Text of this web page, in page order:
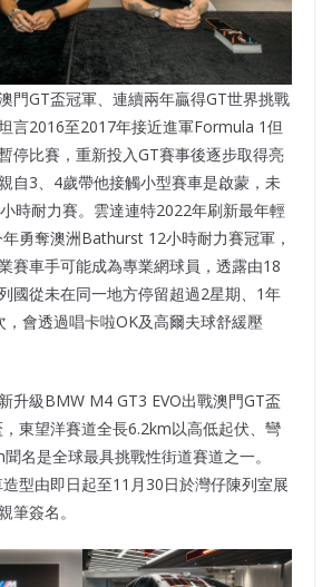
門GT盃冠軍、連續兩年贏得GT世界挑戰
言2016至2017年接近進軍Formula 1但
停比賽，重新投入GT賽事後逐步取得亮
自3、4歲帶他接觸小型賽車是啟蒙，未
時耐力賽。雲達連特2022年刷新最年輕
勇奪澳洲Bathurst 12小時耐力賽冠軍，
賽車手可能成為專業網球員，透露由18
國從未在同一地方停留超過2星期、1年
，會透過唱卡啦OK及高爾夫球舒緩壓
升級BMW M4 GT3 EVO出戰澳門GT盃
東望洋賽道全長6.2km以高低起伏、彎
名是全球最具挑戰性街道賽道之一。
型由即日起至11月30日於灣仔陳列室展
筆簽名。